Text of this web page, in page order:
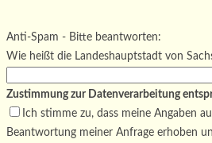
Bitte lasse dieses Feld leer.
Anti-Spam - Bitte beantworten:
Wie heißt die Landeshauptstadt von
Zustimmung zur Datenverarbeitung
Ich stimme zu, dass meine Angaben
Beantwortung meiner Anfrage erhoben